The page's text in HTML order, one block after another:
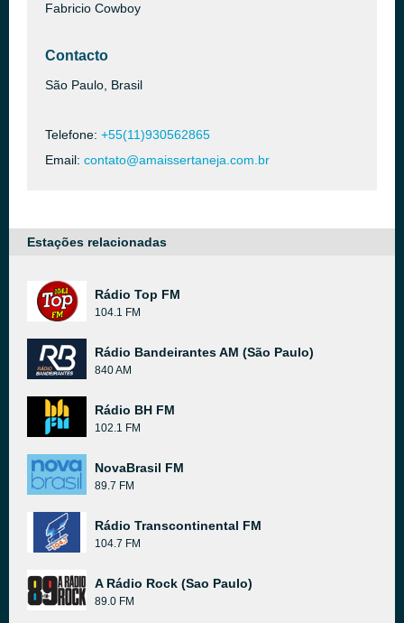
Fabricio Cowboy
Contacto
São Paulo, Brasil
Telefone: +55(11)930562865
Email: contato@amaissertaneja.com.br
Estações relacionadas
Rádio Top FM
104.1 FM
Rádio Bandeirantes AM (São Paulo)
840 AM
Rádio BH FM
102.1 FM
NovaBrasil FM
89.7 FM
Rádio Transcontinental FM
104.7 FM
A Rádio Rock (Sao Paulo)
89.0 FM